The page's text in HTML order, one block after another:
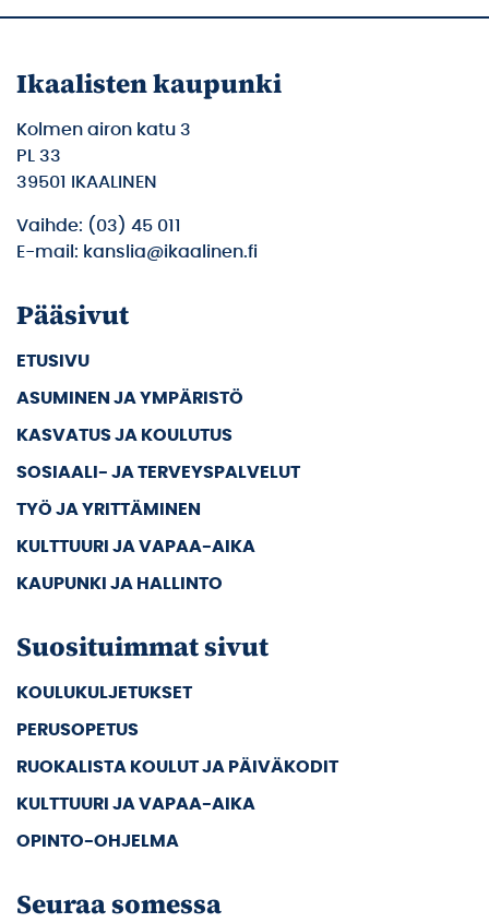
Ikaalisten kaupunki
Kolmen airon katu 3
PL 33
39501 IKAALINEN
Vaihde: (03) 45 011
E-mail: kanslia@ikaalinen.fi
Pääsivut
ETUSIVU
ASUMINEN JA YMPÄRISTÖ
KASVATUS JA KOULUTUS
SOSIAALI- JA TERVEYSPALVELUT
TYÖ JA YRITTÄMINEN
KULTTUURI JA VAPAA-AIKA
KAUPUNKI JA HALLINTO
Suosituimmat sivut
KOULUKULJETUKSET
PERUSOPETUS
RUOKALISTA KOULUT JA PÄIVÄKODIT
KULTTUURI JA VAPAA-AIKA
OPINTO-OHJELMA
Seuraa somessa